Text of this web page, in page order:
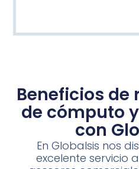
Beneficios de
de cómputo
con
En Globalsis nos
excelente servicio